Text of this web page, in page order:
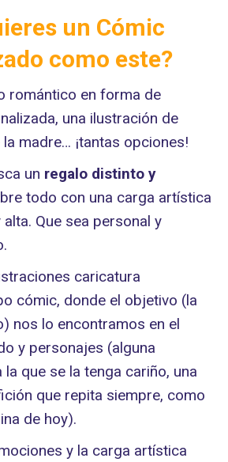
un Cómic
como este?
romántico en forma de
una ilustración de
madre… ¡tantas opciones!
un regalo distinto y
todo con una carga artística
Que sea personal y
caricatura
cómic, donde el objetivo (la
nos lo encontramos en el
y personajes (alguna
la que se la tenga cariño, una
que repita siempre, como
de hoy).
y la carga artística